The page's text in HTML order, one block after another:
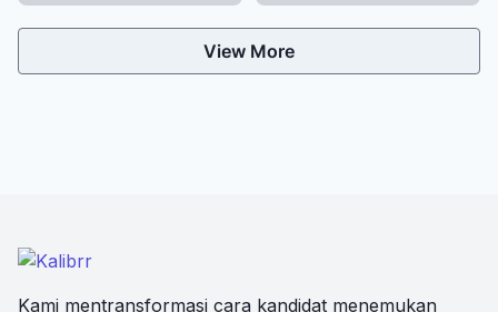
View More
Kami mentransformasi cara kandidat menemukan